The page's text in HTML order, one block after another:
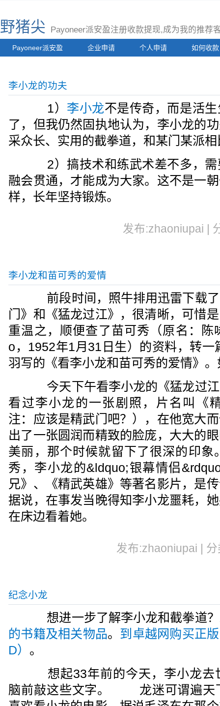
野猪尖 Payoneer派安盈注册收款提现,成为我的推荐
Payoneer派安盈 企业申请 个人申请 如何收款
李小龙的功夫
1） 李小龙不是传奇，而是活
了，但我仍然固执地认为，李小龙的
采众长、实用的截拳道，和某门某派
2）搞技术和练武术差不多，需
融会贯通，才能成为大家。这不是一
样，长年坚持锻炼。
发布:zhaoniupai |
李小龙和苗可秀的爱情
前段时间，照牛排用迅雷下载了
门》和《猛龙过江》，很清晰，可惜
重温之，顺便查了苗可秀（原名：陈
o，1952年1月31日生）的资料，转
羽写的《看李小龙和苗可秀的爱情》
今天下午看李小龙的《猛龙过江
看过李小龙的一张剧照，片名叫《
注：应该是精武门吧？），在他宽大
出了一张圆润而精致的脸庞，大大的
美丽，那个时候就留下了很深的印象
秀，李小龙的&ldquo;银幕情侣
兄》、《精武英雄》等著名影片，是
据说，在事发当晚得知李小龙噩耗，
在床边看着她。
发布:zhaoniupai |
纪念小龙
想进一步了解李小龙和截拳道
的书籍及相关物品。 到卓越网购买正
D） 。
想起33年前的今天，李小龙去
脑前敲这些文字。 龙迷可谓遍天